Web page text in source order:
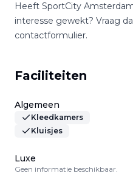
Heeft SportCity
interesse gewekt? Vraag
contactformulier.
Faciliteiten
Algemeen
Kleedkamers
Kluisjes
Luxe
Geen informatie beschikbaar.